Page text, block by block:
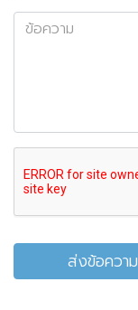
ส่งข้อความ